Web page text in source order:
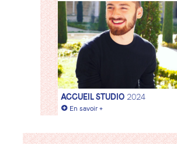
ACCUEIL STUDIO 2024
+ En savoir +